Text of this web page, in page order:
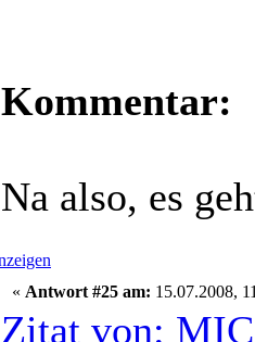
Kommentar:
Na also, es
« Antwort #25 am: 15.07.2008,
Zitat von: